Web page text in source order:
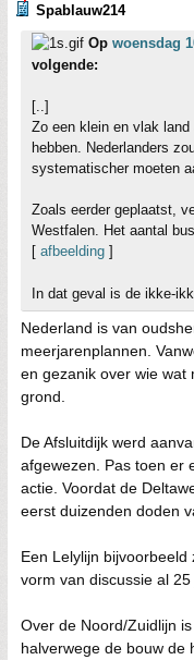
Spablauw214
Op woensdag
volgende:
[..]
Zo een klein en vlak
hebben. Nederlanders
systematischer moeten
Zoals eerder geplaatst,
Westfalen. Het aantal
[ afbeelding ]
In dat geval is de ikke-
Nederland is van
meerjarenplannen.
en gezanik over wie wat
grond.
De Afsluitdijk werd
afgewezen. Pas toen er
actie. Voordat de
eerst duizenden doden
Een Lelylijn
vorm van discussie al
Over de Noord/Zuidlijn
halverwege de bouw de